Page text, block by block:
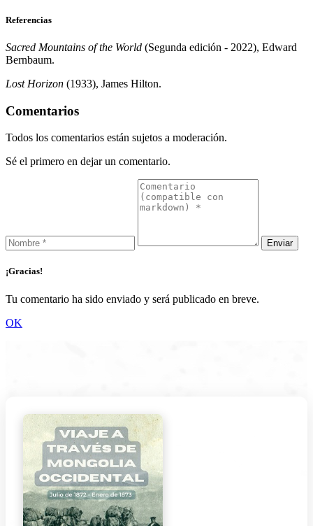
Referencias
Sacred Mountains of the World (Segunda edición - 2022), Edward
Bernbaum.
Lost Horizon (1933), James Hilton.
Comentarios
Todos los comentarios están sujetos a moderación.
Sé el primero en dejar un comentario.
¡Gracias!
Tu comentario ha sido enviado y será publicado en breve.
OK